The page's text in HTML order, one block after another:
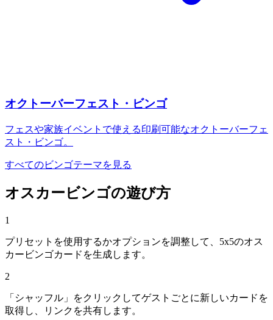
オクトーバーフェスト・ビンゴ
フェスや家族イベントで使える印刷可能なオクトーバーフェ
スト・ビンゴ。
すべてのビンゴテーマを見る
オスカービンゴの遊び方
1
プリセットを使用するかオプションを調整して、5x5のオス
カービンゴカードを生成します。
2
「シャッフル」をクリックしてゲストごとに新しいカードを
取得し、リンクを共有します。